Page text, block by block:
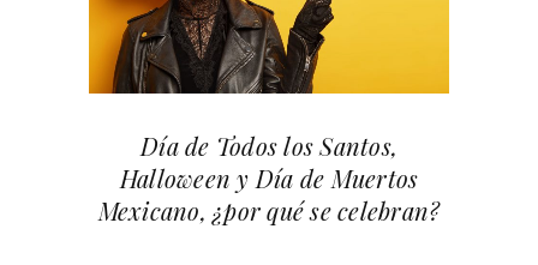
Día de Todos los Santos,
Halloween y Día de Muertos
Mexicano, ¿por qué se celebran?